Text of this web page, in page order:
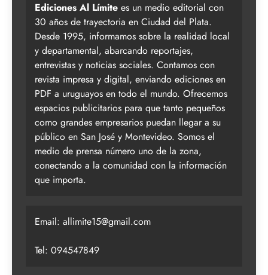
Ediciones Al Límite es un medio editorial con
30 años de trayectoria en Ciudad del Plata.
Desde 1995, informamos sobre la realidad local
y departamental, abarcando reportajes,
entrevistas y noticias sociales. Contamos con
revista impresa y digital, enviando ediciones en
PDF a uruguayos en todo el mundo. Ofrecemos
espacios publicitarios para que tanto pequeños
como grandes empresarios puedan llegar a su
público en San José y Montevideo. Somos el
medio de prensa número uno de la zona,
conectando a la comunidad con la información
que importa.
Email: allimite15@gmail.com
Tel: 094547849